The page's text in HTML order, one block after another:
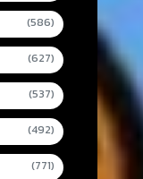
(586)
(627)
(537)
(492)
(771)